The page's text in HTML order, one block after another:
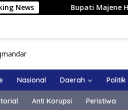
News Bupati Majene Hadiri
Nasional Daerah Politik
Anti Korupsi Peristiwa